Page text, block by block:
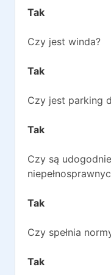
Tak
Czy jest winda?
Tak
Czy jest parking
Tak
Czy są
Tak
Czy spełnia
Tak